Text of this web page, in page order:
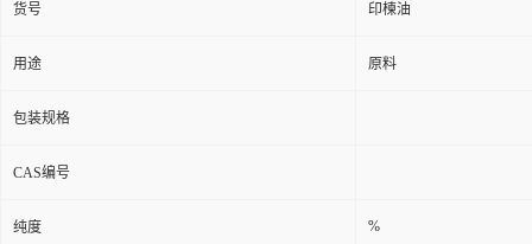
货号 印楝油
用途 原料
包装规格
CAS编号
纯度 %